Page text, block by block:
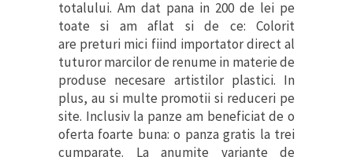
totalului. Am dat pana in 200 de lei pe
toate si am aflat si de ce: Colorit
are preturi mici fiind importator direct al
tuturor marcilor de renume in materie de
produse necesare artistilor plastici. In
plus, au si multe promotii si reduceri pe
site. Inclusiv la panze am beneficiat de o
oferta foarte buna: o panza gratis la trei
cumparate. La anumite variante de